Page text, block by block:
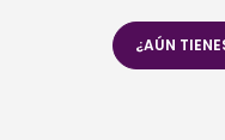
¿AÚN